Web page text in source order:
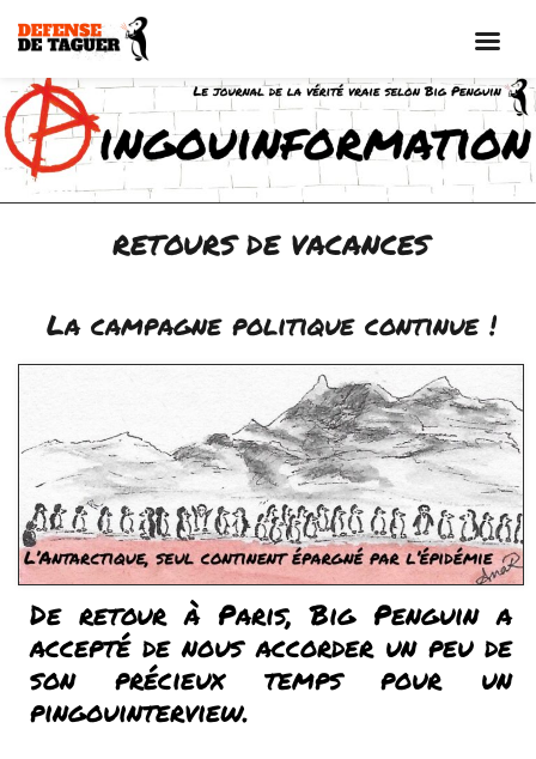
au
contenu
RETOURS DE VACANCES
La campagne politique continue !
De retour à Paris, Big Penguin a
accepté de nous accorder un peu de
son précieux temps pour un
pingouinterview.